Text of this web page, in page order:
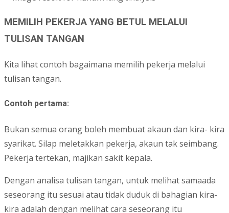
MEMILIH PEKERJA YANG BETUL MELALUI
TULISAN TANGAN
Kita lihat contoh bagaimana memilih pekerja melalui
tulisan tangan.
Contoh pertama:
Bukan semua orang boleh membuat akaun dan kira- kira
syarikat. Silap meletakkan pekerja, akaun tak seimbang.
Pekerja tertekan, majikan sakit kepala.
Dengan analisa tulisan tangan, untuk melihat samaada
seseorang itu sesuai atau tidak duduk di bahagian kira-
kira adalah dengan melihat cara seseorang itu